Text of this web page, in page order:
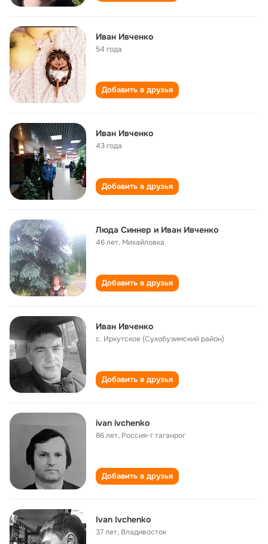
Иван Ивченко
54 года
Добавить в друзья
Иван Ивченко
43 года
Добавить в друзья
Люда Синнер и Иван Ивченко
46 лет, Михайловка
Добавить в друзья
Иван Ивченко
с. Иркутское (Сухобузимский район)
Добавить в друзья
ivan ivchenko
86 лет, Россия-г таганрог
Добавить в друзья
Ivan Ivchenko
37 лет, Владивосток